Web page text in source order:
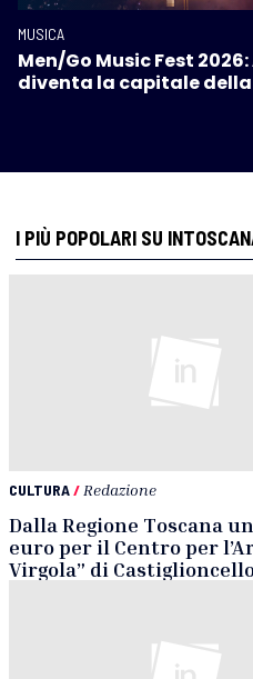
MUSICA
Men/Go Music Fest
diventa la capitale
I PIÙ POPOLARI SU
CULTURA/ Redazione
Dalla Regione Toscana
euro per il Centro per
Virgola” di